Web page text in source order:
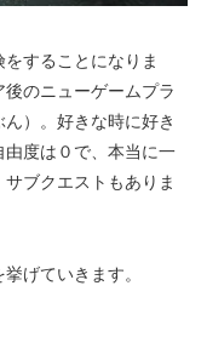
することになりま
のニューゲームプラ
）。好きな時に好き
度は０で、本当に一
ブクエストもありま
げていきます。